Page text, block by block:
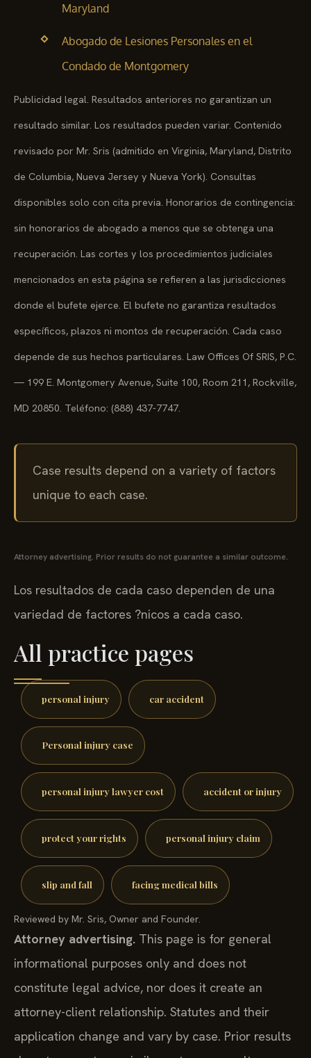
Maryland
Abogado de Lesiones Personales en el
Condado de Montgomery
Publicidad legal. Resultados anteriores no garantizan un
resultado similar. Los resultados pueden variar. Contenido
revisado por Mr. Sris (admitido en Virginia, Maryland, Distrito
de Columbia, Nueva Jersey y Nueva York). Consultas
disponibles solo con cita previa. Honorarios de contingencia:
sin honorarios de abogado a menos que se obtenga una
recuperación. Las cortes y los procedimientos judiciales
mencionados en esta página se refieren a las jurisdicciones
donde el bufete ejerce. El bufete no garantiza resultados
específicos, plazos ni montos de recuperación. Cada caso
depende de sus hechos particulares. Law Offices Of SRIS, P.C.
— 199 E. Montgomery Avenue, Suite 100, Room 211, Rockville,
MD 20850. Teléfono: (888) 437-7747.
Case results depend on a variety of factors
unique to each case.
Attorney advertising. Prior results do not guarantee a similar outcome.
Los resultados de cada caso dependen de una
variedad de factores ?nicos a cada caso.
All practice pages
personal injury car accident
Personal injury case
personal injury lawyer cost accident or injury
protect your rights personal injury claim
slip and fall facing medical bills
Reviewed by Mr. Sris, Owner and Founder.
Attorney advertising. This page is for general
informational purposes only and does not
constitute legal advice, nor does it create an
attorney-client relationship. Statutes and their
application change and vary by case. Prior results